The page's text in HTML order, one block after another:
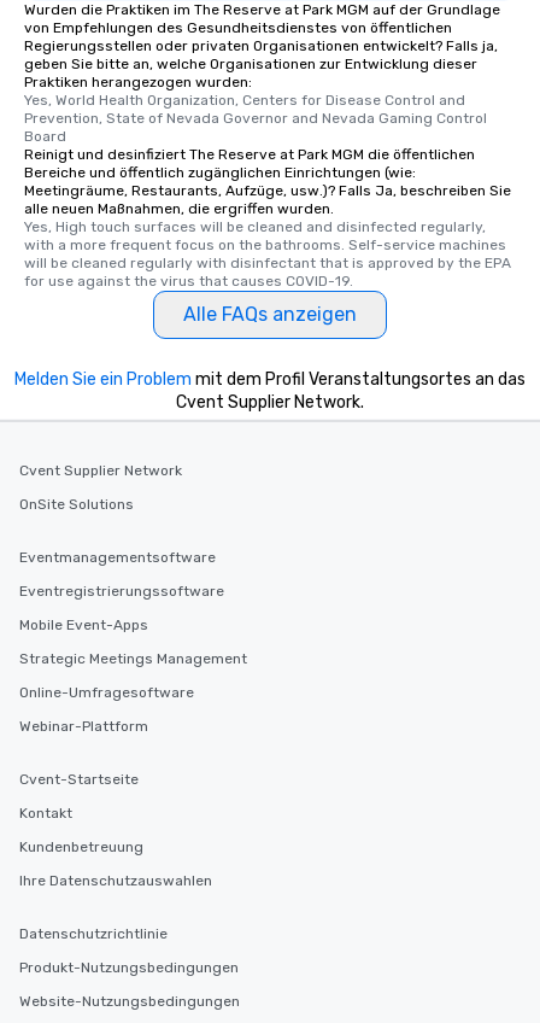
Wurden die Praktiken im The Reserve at Park MGM auf der Grundlage
von Empfehlungen des Gesundheitsdienstes von öffentlichen
Regierungsstellen oder privaten Organisationen entwickelt? Falls ja,
geben Sie bitte an, welche Organisationen zur Entwicklung dieser
Praktiken herangezogen wurden:
Yes, World Health Organization, Centers for Disease Control and
Prevention, State of Nevada Governor and Nevada Gaming Control
Board
Reinigt und desinfiziert The Reserve at Park MGM die öffentlichen
Bereiche und öffentlich zugänglichen Einrichtungen (wie:
Meetingräume, Restaurants, Aufzüge, usw.)? Falls Ja, beschreiben Sie
alle neuen Maßnahmen, die ergriffen wurden.
Yes, High touch surfaces will be cleaned and disinfected regularly,
with a more frequent focus on the bathrooms. Self-service machines
will be cleaned regularly with disinfectant that is approved by the EPA
for use against the virus that causes COVID-19.
Alle FAQs anzeigen
Melden Sie ein Problem mit dem Profil Veranstaltungsortes an das
Cvent Supplier Network.
Cvent Supplier Network
OnSite Solutions
Eventmanagementsoftware
Eventregistrierungssoftware
Mobile Event-Apps
Strategic Meetings Management
Online-Umfragesoftware
Webinar-Plattform
Cvent-Startseite
Kontakt
Kundenbetreuung
Ihre Datenschutzauswahlen
Datenschutzrichtlinie
Produkt-Nutzungsbedingungen
Website-Nutzungsbedingungen